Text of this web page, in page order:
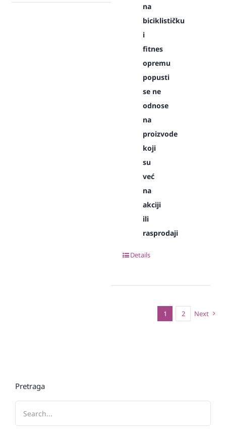
na
biciklističku
i
fitnes
opremu
popusti
se ne
odnose
na
proizvode
koji
su
već
na
akciji
ili
rasprodaji
Details
1 2 Next
Pretraga